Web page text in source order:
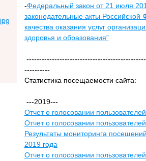
-Федеральный закон от 21 июля
законодательные акты
качества оказания услуг
здоровья и образования”
----------
Статистика посещаемости сайта:
---2019---
Отчет о голосовании
Отчет о голосовании
Результаты мониторинга
2019 года
Отчет о голосовании